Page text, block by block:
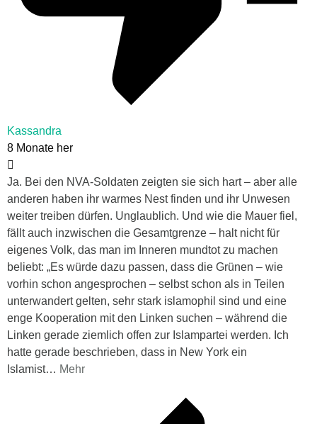
Kassandra
8 Monate her
Ja. Bei den NVA-Soldaten zeigten sie sich hart – aber alle
anderen haben ihr warmes Nest finden und ihr Unwesen
weiter treiben dürfen. Unglaublich. Und wie die Mauer fiel,
fällt auch inzwischen die Gesamtgrenze – halt nicht für
eigenes Volk, das man im Inneren mundtot zu machen
beliebt: „Es würde dazu passen, dass die Grünen – wie
vorhin schon angesprochen – selbst schon als in Teilen
unterwandert gelten, sehr stark islamophil sind und eine
enge Kooperation mit den Linken suchen – während die
Linken gerade ziemlich offen zur Islampartei werden. Ich
hatte gerade beschrieben, dass in New York ein
Islamist… Mehr